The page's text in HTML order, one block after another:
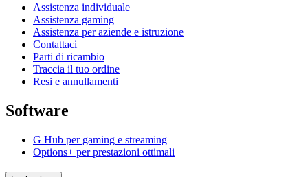
Assistenza individuale
Assistenza gaming
Assistenza per aziende e istruzione
Contattaci
Parti di ricambio
Traccia il tuo ordine
Resi e annullamenti
Software
G Hub per gaming e streaming
Options+ per prestazioni ottimali